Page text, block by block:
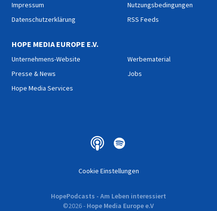
Impressum
Datenschutzerklärung
Nutzungsbedingungen
RSS Feeds
HOPE MEDIA EUROPE E.V.
Unternehmens-Website
Presse & News
Hope Media Services
Werbematerial
Jobs
Cookie Einstellungen
HopePodcasts - Am Leben interessiert
©2026- Hope Media Europe e.V